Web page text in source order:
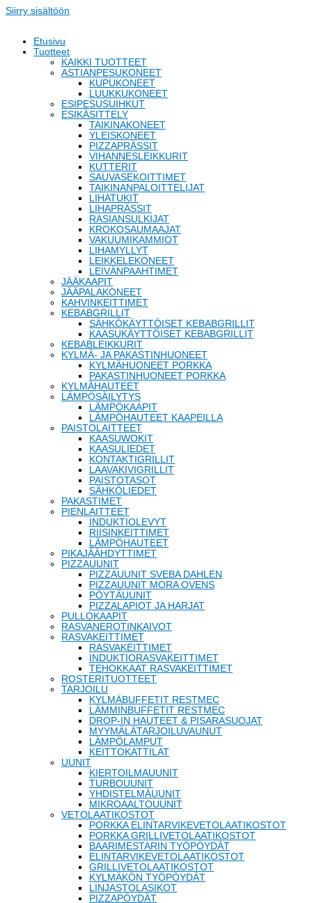
Siirry sisältöön
Etusivu
Tuotteet
KAIKKI TUOTTEET
ASTIANPESUKONEET
KUPUKONEET
LUUKKUKONEET
ESIPESUSUIHKUT
ESIKÄSITTELY
TAIKINAKONEET
YLEISKONEET
PIZZAPRÄSSIT
VIHANNESLEIKKURIT
KUTTERIT
SAUVASEKOITTIMET
TAIKINANPALOITTELIJAT
LIHATUKIT
LIHAPRÄSSIT
RASIANSULKIJAT
KROKOSAUMAAJAT
VAKUUMIKAMMIOT
LIHAMYLLYT
LEIKKELEKONEET
LEIVÄNPAAHTIMET
JÄÄKAAPIT
JÄÄPALAKONEET
KAHVINKEITTIMET
KEBABGRILLIT
SÄHKÖKÄYTTÖISET KEBABGRILLIT
KAASUKÄYTTÖISET KEBABGRILLIT
KEBABLEIKKURIT
KYLMÄ- JA PAKASTINHUONEET
KYLMÄHUONEET PORKKA
PAKASTINHUONEET PORKKA
KYLMÄHAUTEET
LÄMPÖSÄILYTYS
LÄMPÖKAAPIT
LÄMPÖHAUTEET KAAPEILLA
PAISTOLAITTEET
KAASUWOKIT
KAASULIEDET
KONTAKTIGRILLIT
LAAVAKIVIGRILLIT
PAISTOTASOT
SÄHKÖLIEDET
PAKASTIMET
PIENLAITTEET
INDUKTIOLEVYT
RIISINKEITTIMET
LÄMPÖHAUTEET
PIKAJÄÄHDYTTIMET
PIZZAUUNIT
PIZZAUUNIT SVEBA DAHLEN
PIZZAUUNIT MORA OVENS
PÖYTÄUUNIT
PIZZALAPIOT JA HARJAT
PULLOKAAPIT
RASVANEROTINKAIVOT
RASVAKEITTIMET
RASVAKEITTIMET
INDUKTIORASVAKEITTIMET
TEHOKKAAT RASVAKEITTIMET
ROSTERITUOTTEET
TARJOILU
KYLMÄBUFFETIT RESTMEC
LÄMMINBUFFETIT RESTMEC
DROP-IN HAUTEET & PISARASUOJAT
MYYMÄLÄTARJOILUVAUNUT
LÄMPÖLAMPUT
KEITTOKATTILAT
UUNIT
KIERTOILMAUUNIT
TURBOUUNIT
YHDISTELMÄUUNIT
MIKROAALTOUUNIT
VETOLAATIKOSTOT
PORKKA ELINTARVIKEVETOLAATIKOSTOT
PORKKA GRILLIVETOLAATIKOSTOT
BAARIMESTARIN TYÖPÖYDÄT
ELINTARVIKEVETOLAATIKOSTOT
GRILLIVETOLAATIKOSTOT
KYLMÄKÖN TYÖPÖYDÄT
LINJASTOLASIKOT
PIZZAPÖYDÄT